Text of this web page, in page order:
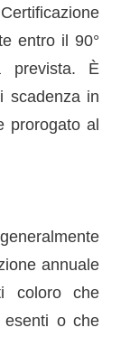
entro il 90°
prevista. È
scadenza in
prorogato al
annuale
coloro che
esenti o che